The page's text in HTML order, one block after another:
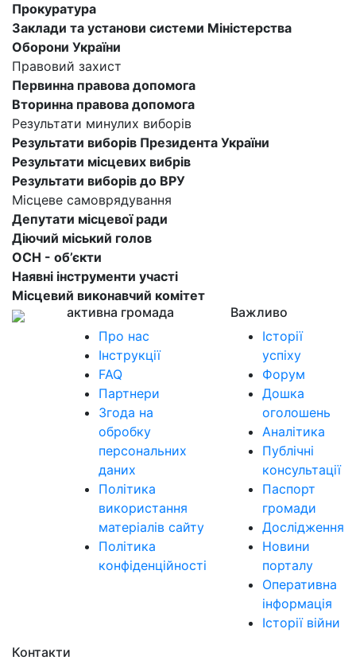
Прокуратура
Заклади та установи системи Міністерства
Оборони України
Правовий захист
Первинна правова допомога
Вторинна правова допомога
Результати минулих виборів
Результати виборів Президента України
Результати місцевих вибрів
Результати виборів до ВРУ
Місцеве самоврядування
Депутати місцевої ради
Діючий міський голов
ОСН - об’єкти
Наявні інструменти участі
Місцевий виконавчий комітет
активна громада
Про нас
Інструкції
FAQ
Партнери
Згода на
обробку
персональних
даних
Політика
використання
матеріалів сайту
Політика
конфіденційності
Важливо
Історії
успіху
Форум
Дошка
оголошень
Аналітика
Публічні
консультації
Паспорт
громади
Дослідження
Новини
порталу
Оперативна
інформація
Історії війни
Контакти